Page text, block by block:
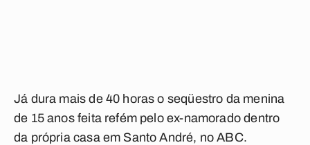
Já dura mais de 40 horas o seqüestro da menina
de 15 anos feita refém pelo ex-namorado dentro
da própria casa em Santo André, no ABC.